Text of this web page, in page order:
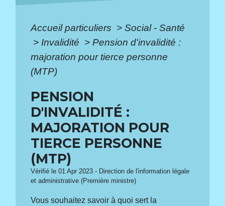
Accueil particuliers > Social - Santé
> Invalidité > Pension d'invalidité :
majoration pour tierce personne
(MTP)
PENSION
D'INVALIDITÉ :
MAJORATION POUR
TIERCE PERSONNE
(MTP)
Vérifié le 01 Apr 2023 - Direction de l'information légale
et administrative (Première ministre)
Vous souhaitez savoir à quoi sert la